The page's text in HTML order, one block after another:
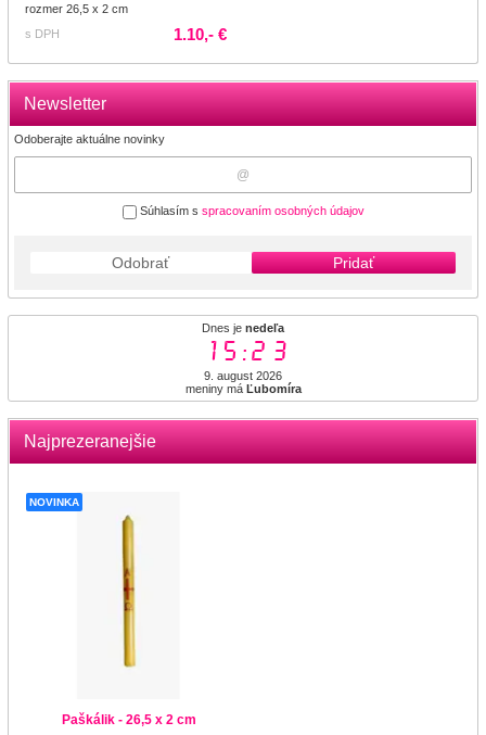
Newsletter
Odoberajte aktuálne novinky
Súhlasím s spracovaním osobných údajov
Odobrať Pridať
Dnes je nedeľa
15:23
9. august 2026
meniny má Ľubomíra
Najprezeranejšie
NOVINKA
Paškálik - 26,5 x 2 cm
rozmer 26,5 x 2 cm
s DPH
1.10,- €